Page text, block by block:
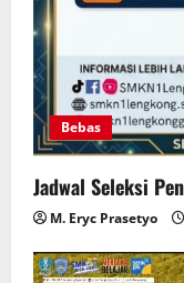
Bebas
Jadwal Seleksi
M. Eryc Prasetyo